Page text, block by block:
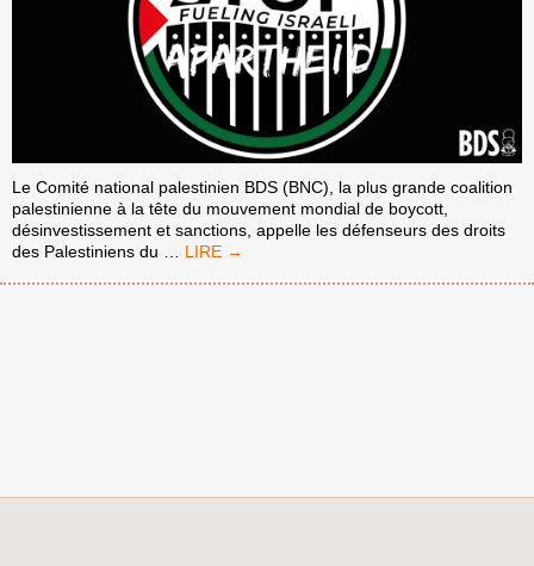
Le Comité national palestinien BDS (BNC), la plus grande coalition
palestinienne à la tête du mouvement mondial de boycott,
désinvestissement et sanctions, appelle les défenseurs des droits
des Palestiniens du
APPEL